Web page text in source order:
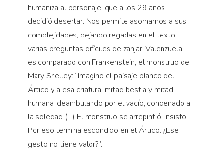
humaniza al personaje, que a los 29 años
decidió desertar. Nos permite asomarnos a sus
complejidades, dejando regadas en el texto
varias preguntas difíciles de zanjar. Valenzuela
es comparado con Frankenstein, el monstruo de
Mary Shelley: “Imagino el paisaje blanco del
Ártico y a esa criatura, mitad bestia y mitad
humana, deambulando por el vacío, condenado a
la soledad (…) El monstruo se arrepintió, insisto.
Por eso termina escondido en el Ártico. ¿Ese
gesto no tiene valor?”.